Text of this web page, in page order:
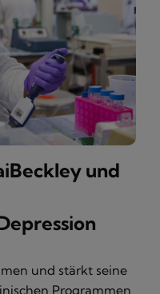
und
und stärkt seine
Programmen